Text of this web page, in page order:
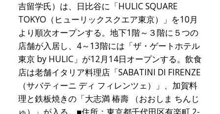
吉留学氏）は、日比谷に「HULIC SQUARE
TOKYO（ヒューリックスクエア東京）」を10月
より順次オープンする。地下1階～３階に５つの
店舗が入居し、4～13階には「ザ・ゲートホテル
東京 by HULIC」が12月14日オープンする。飲食
店は老舗イタリア料理店「SABATINI DI FIRENZE
（サバティーニ ディ フィレンツェ）」、加賀料
理と鉄板焼きの「大志満 椿壽 （おおしま ちんじ